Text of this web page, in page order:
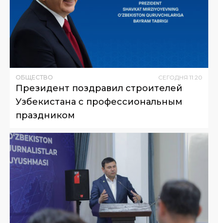
ОБЩЕСТВО СЕГОДНЯ 11:20
Президент поздравил строителей
Узбекистана с профессиональным
праздником